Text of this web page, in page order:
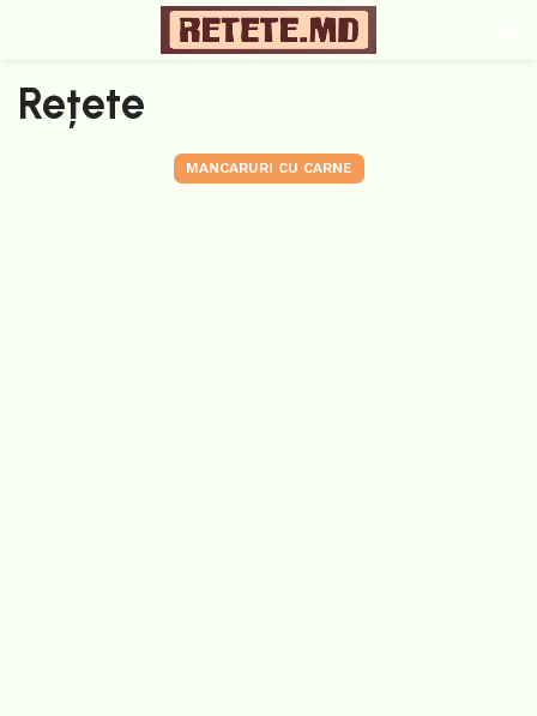
Rețete
MANCARURI CU CARNE